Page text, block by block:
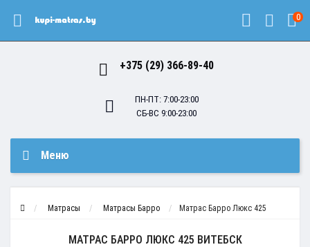
0
+375 (29) 366-89-40
ПН-ПТ: 7:00-23:00
СБ-ВС 9:00-23:00
Меню
Матрасы Матрасы Барро Матрас Барро Люкс 425
МАТРАС БАРРО ЛЮКС 425 ВИТЕБСК